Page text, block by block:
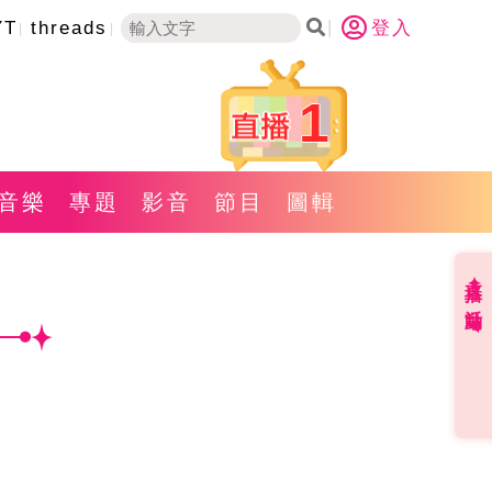
threads 登入
1
樂 專題 影音 節目 圖輯
直播✦活動